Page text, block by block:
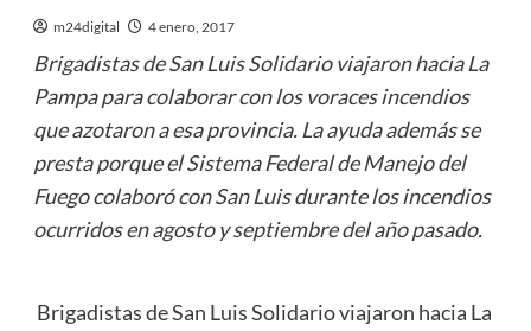
m24digital 4 enero, 2017
Brigadistas de San Luis Solidario viajaron hacia La
Pampa para colaborar con los voraces incendios
que azotaron a esa provincia. La ayuda además se
presta porque el Sistema Federal de Manejo del
Fuego colaboró con San Luis durante los incendios
ocurridos en agosto y septiembre del año pasado.
Brigadistas de San Luis Solidario viajaron hacia La